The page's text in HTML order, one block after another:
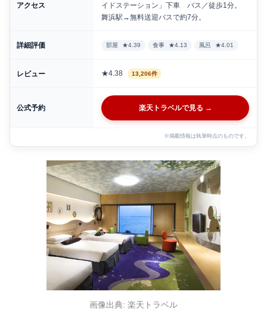
アクセス
イドステーション」下車 バス／徒歩1分。
舞浜駅→無料送迎バスで約7分。
詳細評価 部屋 ★4.39 食事 ★4.13 風呂 ★4.01
レビュー ★4.38 13,206件
公式予約 楽天トラベルで見る →
※掲載情報は執筆時点のものです。
画像出典: 楽天トラベル